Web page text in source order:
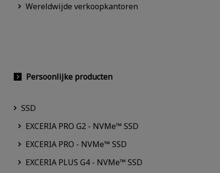
Wereldwijde verkoopkantoren
Persoonlijke producten
SSD
EXCERIA PRO G2 - NVMe™ SSD
EXCERIA PRO - NVMe™ SSD
EXCERIA PLUS G4 - NVMe™ SSD